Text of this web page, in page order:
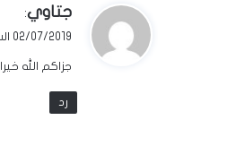
ي
ق
ل
جتاوي:
02/07/2019 الساعة 2:21 م
جزاكم الله خيرا
رد